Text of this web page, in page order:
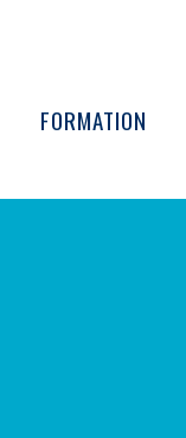
FORMATION